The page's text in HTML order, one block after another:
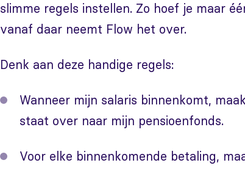
slimme regels instellen. Zo hoef je maar
vanaf daar neemt Flow het over.
Denk aan deze handige regels:
Wanneer mijn salaris binnenkomt,
staat over naar mijn pensioenfonds.
Voor elke binnenkomende betaling,